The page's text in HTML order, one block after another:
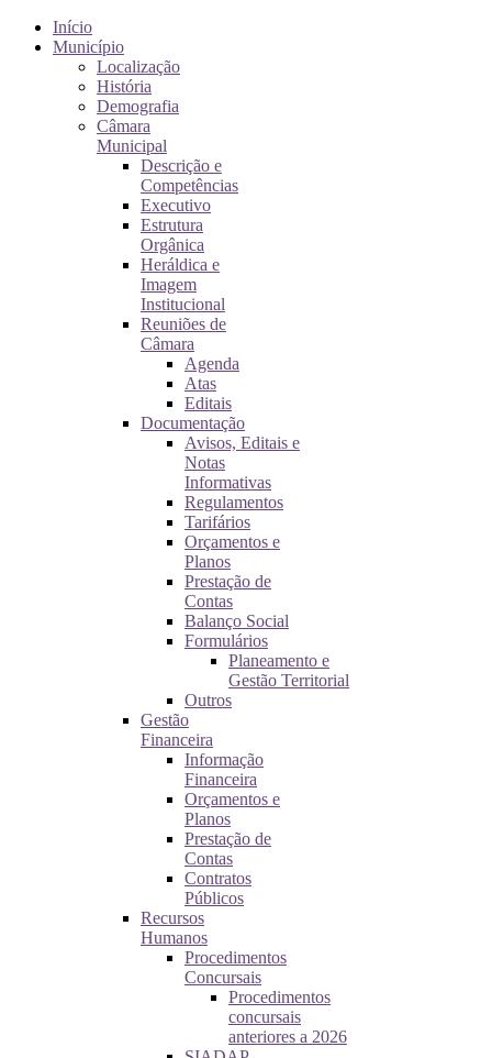
Início
Município
Localização
História
Demografia
Câmara
Municipal
Descrição e
Competências
Executivo
Estrutura
Orgânica
Heráldica e
Imagem
Institucional
Reuniões de
Câmara
Agenda
Atas
Editais
Documentação
Avisos, Editais e
Notas
Informativas
Regulamentos
Tarifários
Orçamentos e
Planos
Prestação de
Contas
Balanço Social
Formulários
Planeamento e
Gestão Territorial
Outros
Gestão
Financeira
Informação
Financeira
Orçamentos e
Planos
Prestação de
Contas
Contratos
Públicos
Recursos
Humanos
Procedimentos
Concursais
Procedimentos
concursais
anteriores a 2026